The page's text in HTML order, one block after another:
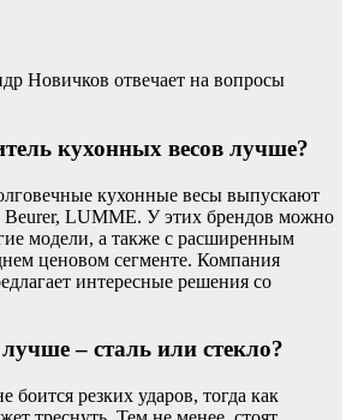
Новичков отвечает на вопросы
кухонных весов лучше?
кухонные весы выпускают
Beurer, LUMME. У этих брендов можно
модели, а также с расширенным
ценовом сегменте. Компания
интересные решения со
– сталь или стекло?
боится резких ударов, тогда как